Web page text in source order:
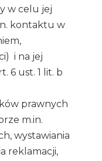
w celu jej
kontaktu w
i na jej
6 ust. 1 lit. b
prawnych
m.in.
wystawiania
reklamacji,